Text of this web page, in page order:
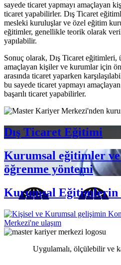
sayede ticaret yapmayı amaçlayan
ticaret yapabilirler. Dış Ticaret
mesleki kuruluşlar ve özel eğitim
eğitimler, genellikle teorik olarak
yapılabilir.
Sonuç olarak, Dış Ticaret eğitimleri,
amaçlayan kişiler ve kurumlar için
arasında ticaret yaparken
bu sayede ticaret yapmayı
başarılı ticaret yapabilirler.
Dış Ticaret Eğitimi
Kurumsal eğitimler
öğrenme yöntemi
Kurumsal Eğitimlerin
Uygulamalı, ölçülebilir ve